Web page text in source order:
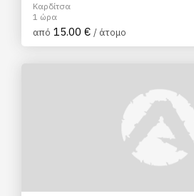
Καρδίτσα
1 ώρα
από 15.00 € / άτομο